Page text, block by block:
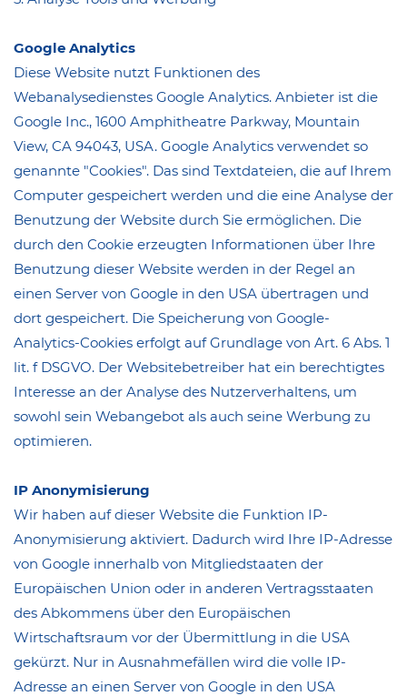
Google Analytics
Diese Website nutzt Funktionen des
Webanalysedienstes Google Analytics. Anbieter ist die
Google Inc., 1600 Amphitheatre Parkway, Mountain
View, CA 94043, USA. Google Analytics verwendet so
genannte "Cookies". Das sind Textdateien, die auf Ihrem
Computer gespeichert werden und die eine Analyse der
Benutzung der Website durch Sie ermöglichen. Die
durch den Cookie erzeugten Informationen über Ihre
Benutzung dieser Website werden in der Regel an
einen Server von Google in den USA übertragen und
dort gespeichert. Die Speicherung von Google-
Analytics-Cookies erfolgt auf Grundlage von Art. 6 Abs. 1
lit. f DSGVO. Der Websitebetreiber hat ein berechtigtes
Interesse an der Analyse des Nutzerverhaltens, um
sowohl sein Webangebot als auch seine Werbung zu
optimieren.
IP Anonymisierung
Wir haben auf dieser Website die Funktion IP-
Anonymisierung aktiviert. Dadurch wird Ihre IP-Adresse
von Google innerhalb von Mitgliedstaaten der
Europäischen Union oder in anderen Vertragsstaaten
des Abkommens über den Europäischen
Wirtschaftsraum vor der Übermittlung in die USA
gekürzt. Nur in Ausnahmefällen wird die volle IP-
Adresse an einen Server von Google in den USA